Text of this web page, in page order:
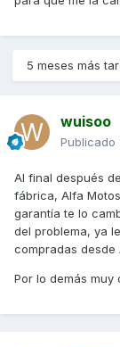
5 meses más
wuisoo
Publicado
Al final después
fábrica, Alfa
garantía te lo
del problema, ya
compradas desde
Por lo demás muy